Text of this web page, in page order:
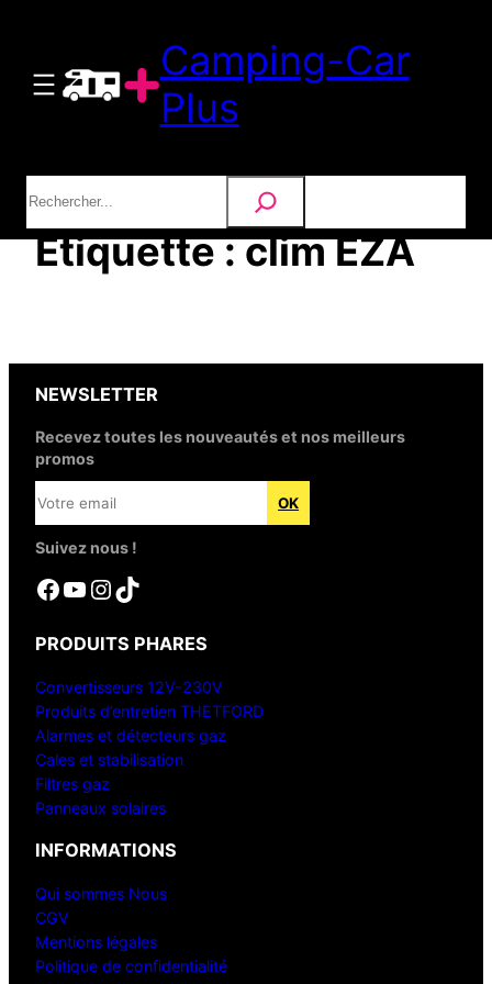
contenu
Camping-Car
Plus
Étiquette :clim EZA
NEWSLETTER
Recevez toutes les nouveautés et nos meilleurs
promos
Suivez nous !
Facebook YouTube InstagramTikTok
PRODUITS PHARES
Convertisseurs 12V-230V
Produits d’entretien THETFORD
Alarmes et détecteurs gaz
Cales et stabilisation
Filtres gaz
Panneaux solaires
INFORMATIONS
Qui sommes Nous
CGV
Mentions légales
Politique de confidentialité